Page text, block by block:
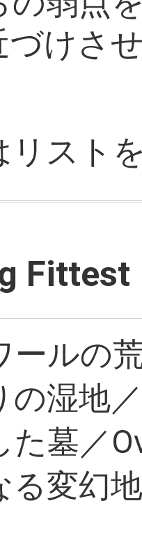
づけさ
スト
Fittest
ールの
の湿地
た墓／
る変幻